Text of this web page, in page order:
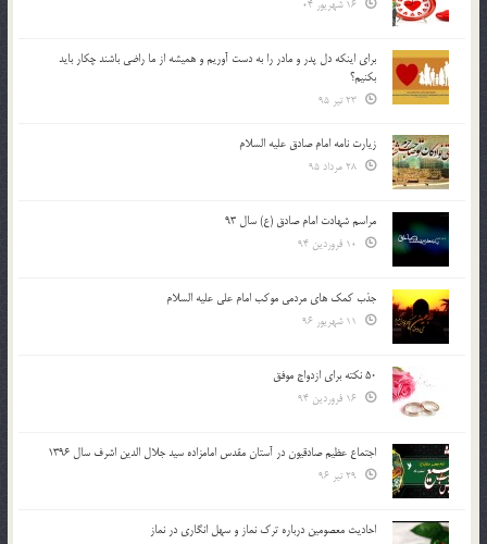
براي اينكه دل پدر و مادر را به دست آوريم و هميشه از ما راضي باشند چكار بايد
بكنيم؟
زیارت نامه امام صادق علیه السلام
مراسم شهادت امام صادق (ع) سال 93
جذب کمک های مردمی موکب امام علی علیه السلام
50 نکته برای ازدواج موفق
اجتماع عظیم صادقیون در آستان مقدس امامزاده سید جلال الدین اشرف سال 1396
احادیث معصومین درباره ترک نماز و سهل انگاری در نماز